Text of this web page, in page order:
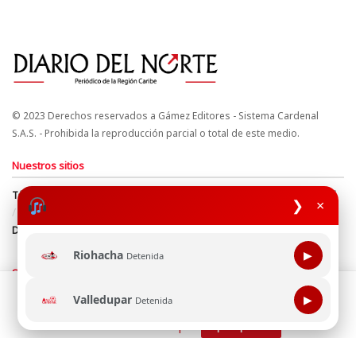
❯ ×
Riohacha Detenida ▶
Valledupar Detenida ▶
© 2023 Derechos reservados a Gámez Editores - Sistema Cardenal
S.A.S. - Prohibida la reproducción parcial o total de este medio.
Nuestros sitios
Términos y Condiciones
Derechos de Autor y Propiedad Intelectual
Política de uso de cookies
Política de Tratamiento de Datos
Directrices Editoriales
Síguenos
Esta página web usa cookie para mejorar tu experiencia de
navegación, al continuar aceptas nuestra política de uso de